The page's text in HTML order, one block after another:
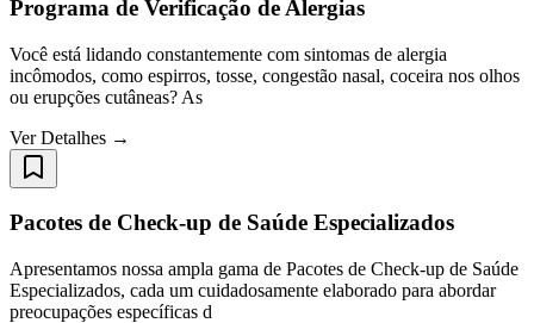
Programa de Verificação de Alergias
Você está lidando constantemente com sintomas de alergia
incômodos, como espirros, tosse, congestão nasal, coceira nos olhos
ou erupções cutâneas? As
Ver Detalhes →
Pacotes de Check-up de Saúde Especializados
Apresentamos nossa ampla gama de Pacotes de Check-up de Saúde
Especializados, cada um cuidadosamente elaborado para abordar
preocupações específicas d